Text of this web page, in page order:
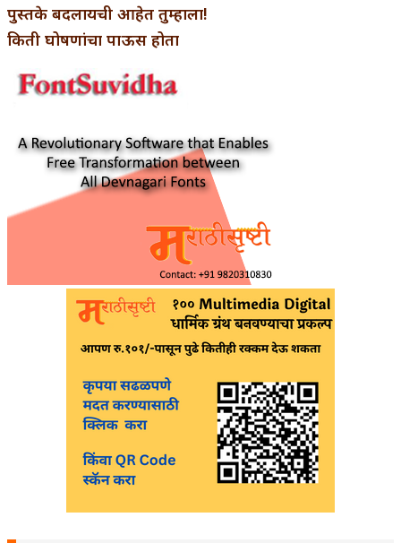
पुस्तके बदलायची आहेत तुम्हाला!
किती घोषणांचा पाऊस होता